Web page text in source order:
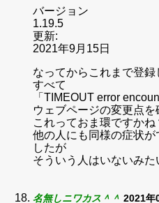
バージョン
1.19.5
更新:
2021年9月15日
なってからこれまで登
すべて
「TIMEOUT error
ウェブページの変更点
これっておま環ですかね
他の人にも同様の症状が
したが
そういう人はいないみた
名無しニワカス＾＾ 2021年